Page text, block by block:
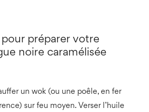
pour préparer votre
noire caramélisée
un wok (ou une poêle, en fer
sur feu moyen. Verser l’huile